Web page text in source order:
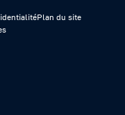
Plan du site